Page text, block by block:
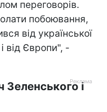
переговорів.
побоювання,
від української
від Європи", -
Зеленського і